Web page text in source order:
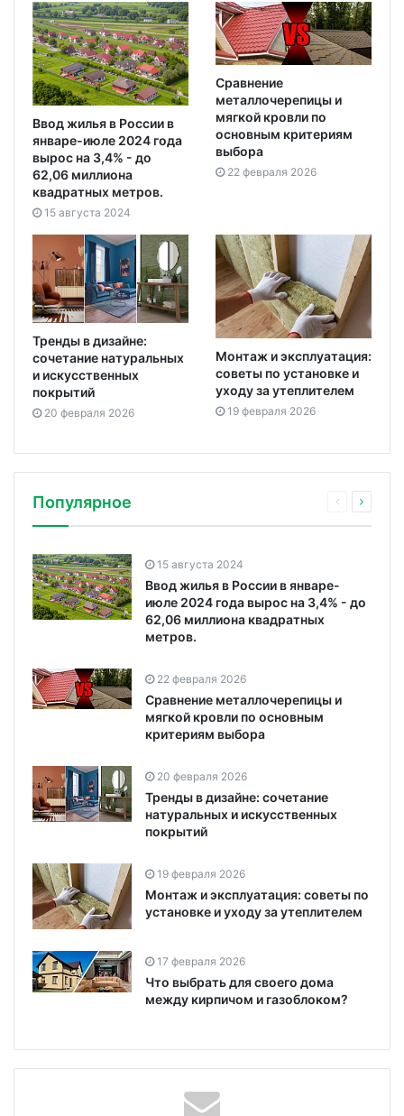
Ввод жилья в России в
январе-июле 2024 года
вырос на 3,4% - до
62,06 миллиона
квадратных метров.
15 августа 2024
Сравнение
металлочерепицы и
мягкой кровли по
основным критериям
выбора
22 февраля 2026
Тренды в дизайне:
сочетание натуральных
и искусственных
покрытий
20 февраля 2026
Монтаж и эксплуатация:
советы по установке и
уходу за утеплителем
19 февраля 2026
Популярное
15 августа 2024
Ввод жилья в России в январе-
июле 2024 года вырос на 3,4% - до
62,06 миллиона квадратных
метров.
22 февраля 2026
Сравнение металлочерепицы и
мягкой кровли по основным
критериям выбора
20 февраля 2026
Тренды в дизайне: сочетание
натуральных и искусственных
покрытий
19 февраля 2026
Монтаж и эксплуатация: советы по
установке и уходу за утеплителем
17 февраля 2026
Что выбрать для своего дома
между кирпичом и газоблоком?